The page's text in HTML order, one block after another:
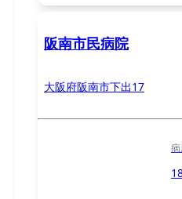
阪南市民病院
大阪府阪南市下出17